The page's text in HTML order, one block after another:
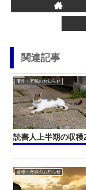
関連記事
著作・寄稿のお知らせ
読書人上半期の収穫
著作・寄稿のお知らせ